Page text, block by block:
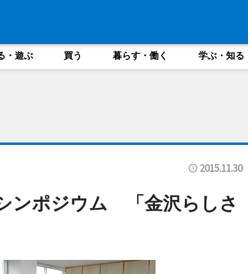
・遊ぶ 買う 暮らす・働く 学ぶ・知る
2015.11.30
ンポジウム 「金沢らしさ